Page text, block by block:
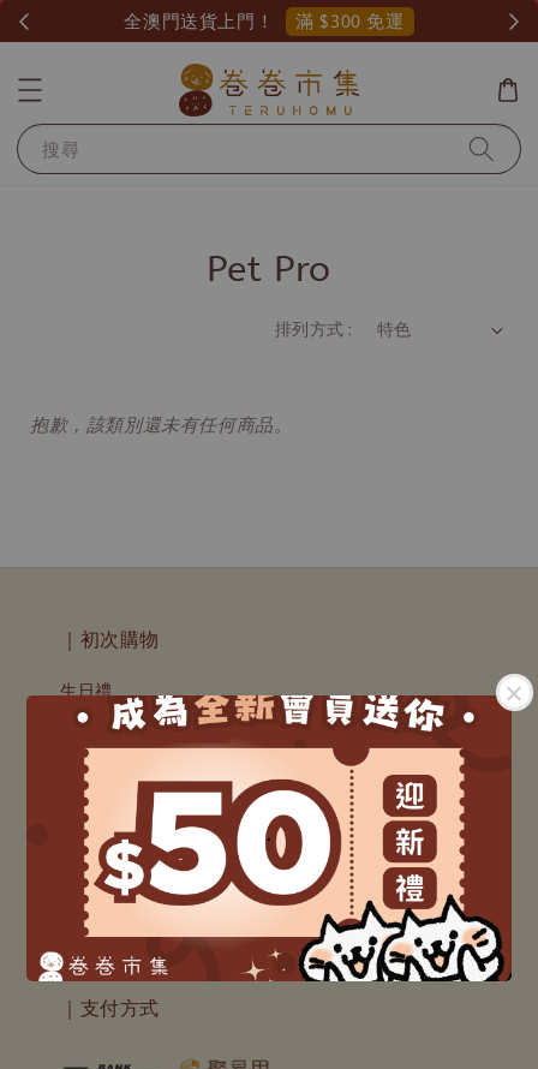
全澳門送貨上門！ 滿 $300 免運
.
搜尋
Pet Pro
排列方式 :
抱歉，該類別還未有任何商品。
｜初次購物
生日禮
會員消費回贈 ▸ 高達 𝟏𝟎%
門市資訊
送貨服務
退換貨說明
｜關注我們
｜支付方式